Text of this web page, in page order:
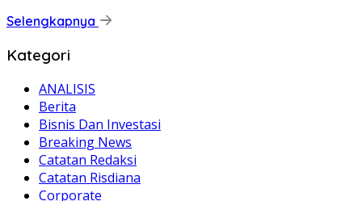
Selengkapnya
Kategori
ANALISIS
Berita
Bisnis Dan Investasi
Breaking News
Catatan Redaksi
Catatan Risdiana
Corporate